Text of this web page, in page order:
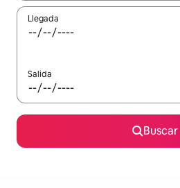
Llegada
Salida
Buscar